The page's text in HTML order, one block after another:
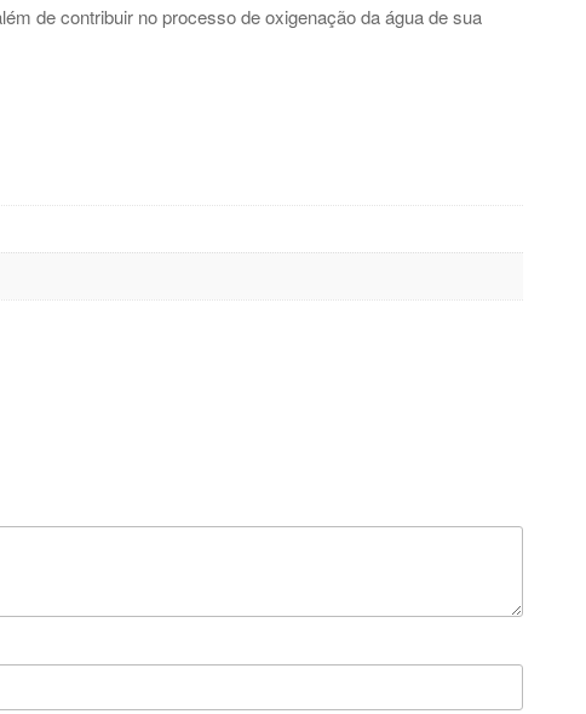
de contribuir no processo de oxigenação da água de sua